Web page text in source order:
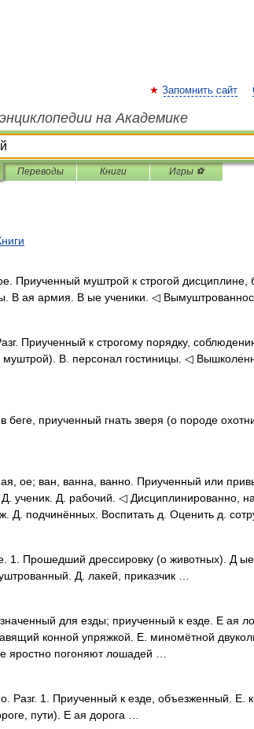
Запомнить сайт
на Академике
Переводы Книги Игры ⚽
Приученный муштрой к строгой дисциплине,
В ая армия. В ые ученики. ◁
Приученный к строгому порядку,
В. персонал гостиницы. ◁
приученный гнать зверя (о породе
ое; ван, ванна, ванно. Приученный или
ученик. Д. рабочий. ◁ Дисциплинированно,
Д. подчинённых. Воспитать д. Оценить д.
1. Прошедший дрессировку (о животных). Д ые
Д. лакей, приказчик …
для езды; приученный к езде. Е ая
конной упряжкой. Е. миномётной
яростно погоняют лошадей …
Разг. 1. Приученный к езде, объезженный. Е.
пути). Е ая дорога …